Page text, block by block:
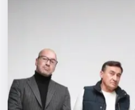
Спорт
События